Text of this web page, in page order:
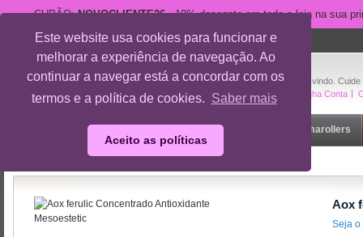
Este website usa cookies para funcionar e
melhorar a experiência de navegação. Ao
continuar a navegar está a concordar com os
termos e a política de cookies. Saber mais
Aceito as políticas
CUPÃO:NOVOCLIENTE26- 10% desconto em toda a loja na sua
Bem-vindo.
A Minha Conta
suporte@cuidedesi.pt
+351 918 595 801
Rosto Dermarollers
Aox ferulic Concentrado Antioxidante
Aox
Seja o